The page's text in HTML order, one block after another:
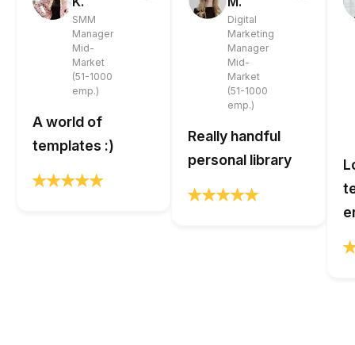
SMM
Manager
Mid-
Market
(51-1000
emp.)
A world of
templates :)
Digital
Marketing
Manager
Mid-
Market
(51-1000
emp.)
Really handful
personal library